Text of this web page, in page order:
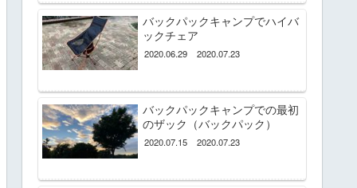
バックパックキャンプでハイバ
ックチェア
2020.06.29 2020.07.23
バックパックキャンプでの最初
のザック（バックパック）
2020.07.15 2020.07.23